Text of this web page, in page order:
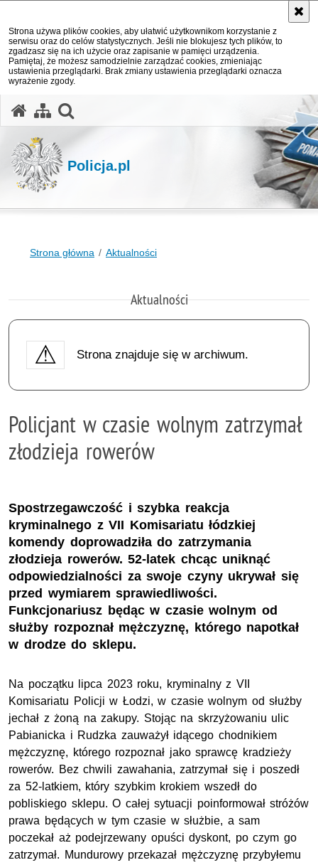
Strona używa plików cookies, aby ułatwić użytkownikom korzystanie z
serwisu oraz do celów statystycznych. Jeśli nie blokujesz tych plików, to
zgadzasz się na ich użycie oraz zapisanie w pamięci urządzenia.
Pamiętaj, że możesz samodzielnie zarządzać cookies, zmieniając
ustawienia przeglądarki. Brak zmiany ustawienia przeglądarki oznacza
wyrażenie zgody.
Policja.pl
Strona główna Aktualności
Aktualności
Strona znajduje się w archiwum.
Policjant w czasie wolnym zatrzymał
złodzieja rowerów
Spostrzegawczość i szybka reakcja
kryminalnego z VII Komisariatu łódzkiej
komendy doprowadziła do zatrzymania
złodzieja rowerów. 52-latek chcąc uniknąć
odpowiedzialności za swoje czyny ukrywał się
przed wymiarem sprawiedliwości.
Funkcjonariusz będąc w czasie wolnym od
służby rozpoznał mężczyznę, którego napotkał
w drodze do sklepu.
Na początku lipca 2023 roku, kryminalny z VII
Komisariatu Policji w Łodzi, w czasie wolnym od służby
jechał z żoną na zakupy. Stojąc na skrzyżowaniu ulic
Pabianicka i Rudzka zauważył idącego chodnikiem
mężczyznę, którego rozpoznał jako sprawcę kradzieży
rowerów. Bez chwili zawahania, zatrzymał się i poszedł
za 52-latkiem, który szybkim krokiem wszedł do
pobliskiego sklepu. O całej sytuacji poinformował stróżów
prawa będących w tym czasie w służbie, a sam
poczekał aż podejrzewany opuści dyskont, po czym go
zatrzymał. Mundurowy przekazał mężczyznę przybyłemu